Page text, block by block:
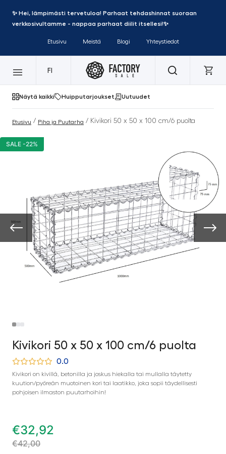
✨ Hei, lämpimästi tervetuloa! Parhaat tehdashinnat suoraan
verkkosivultamme - nappaa parhaat diilit itsellesi!✨
Etusivu Meistä Blogi Yhteystiedot
FI
Näytä kaikki Huipputarjoukset Uutuudet
Etusivu / Piha ja Puutarha / Kivikori 50 x 50 x 100 cm/6 puolta
SALE -22%
Kivikori 50 x 50 x 100 cm/6 puolta
0.0
Kivikori on kivillä, betonilla ja joskus hiekalla tai mullalla täytetty
kuution/pyöreän muotoinen kori tai laatikko, joka sopii täydellisesti
pohjoisen ilmaston puutarhoihin!
€32,92
€42,00